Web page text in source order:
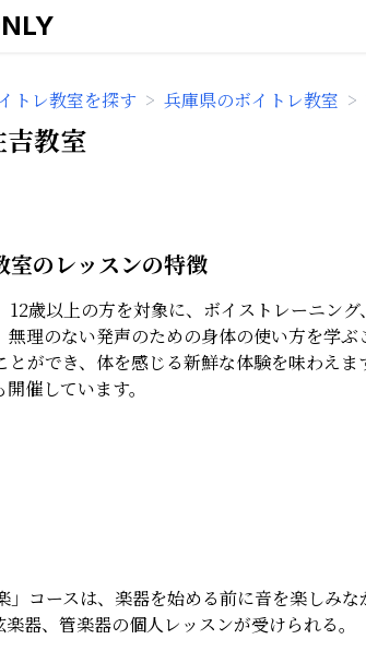
トレ教室を探す > 兵庫県のボイトレ教室 >
教室
室のレッスンの特徴
12歳以上の方を対象に、ボイストレーニン
理のない発声のための身体の使い方を学
とができ、体を感じる新鮮な体験を味わえ
催しています。
」コースは、楽器を始める前に音を楽しみ
器、管楽器の個人レッスンが受けられる。